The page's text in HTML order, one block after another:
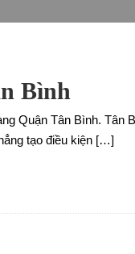
Bình
Quận Tân Bình. Tân
tạo điều kiện […]